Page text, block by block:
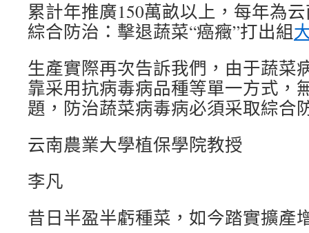
累計年推廣150萬畝以上，每年為
綜合防治：擊退蔬菜“癌癥”打出組
生產實際再次告訴我們，由于蔬菜
靠采用抗病毒病品種等單一方式，
題，防治蔬菜病毒病必須采取綜合
云南農業大學植保學院教授
李凡
昔日半盈半虧種菜，如今踏實擴產